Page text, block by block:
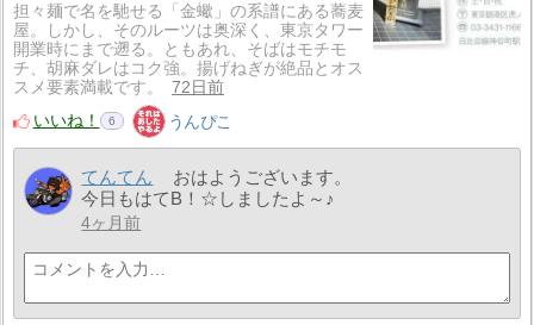
担々麺で名を馳せる「金蠍」の系譜にある蕎麦
屋。しかし、そのルーツは奥深く、東京タワー
開業時にまで遡る。ともあれ、そばはモチモ
チ、胡麻ダレはコク強。揚げねぎが絶品とオス
スメ要素満載です。
72日前
いいね！
6 うんぴこ
てんてん
おはようございます。
今日もはてB！☆しましたよ～♪
4ヶ月前